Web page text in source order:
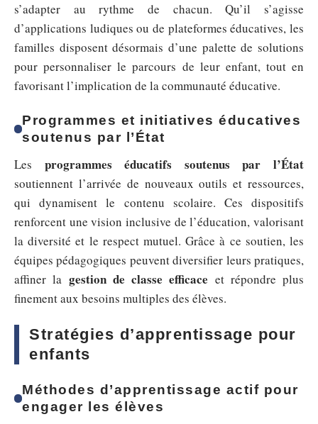
s’adapter au rythme de chacun. Qu’il s’agisse
d’applications ludiques ou de plateformes éducatives, les
familles disposent désormais d’une palette de solutions
pour personnaliser le parcours de leur enfant, tout en
favorisant l’implication de la communauté éducative.
Programmes et initiatives éducatives
soutenus par l’État
Les programmes éducatifs soutenus par l’État
soutiennent l’arrivée de nouveaux outils et ressources,
qui dynamisent le contenu scolaire. Ces dispositifs
renforcent une vision inclusive de l’éducation, valorisant
la diversité et le respect mutuel. Grâce à ce soutien, les
équipes pédagogiques peuvent diversifier leurs pratiques,
affiner la gestion de classe efficace et répondre plus
finement aux besoins multiples des élèves.
Stratégies d’apprentissage pour
enfants
Méthodes d’apprentissage actif pour
engager les élèves